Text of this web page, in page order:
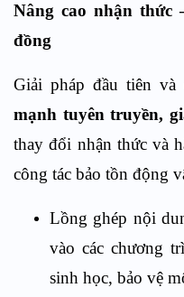
Nâng cao nhận thức
đồng
Giải pháp đầu tiên
mạnh tuyên truyền,
thay đổi nhận thức và
công tác bảo tồn động
Lồng ghép nội
vào các chương
sinh học, bảo vệ